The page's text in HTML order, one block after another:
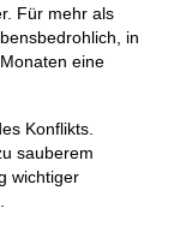
Für mehr als
in
eine
Konflikts.
sauberem
wichtiger